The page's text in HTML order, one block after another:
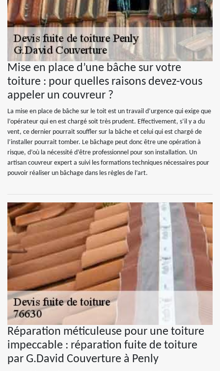
Mise en place d’une bâche sur votre
toiture : pour quelles raisons devez-vous
appeler un couvreur ?
La mise en place de bâche sur le toit est un travail d’urgence qui exige que
l’opérateur qui en est chargé soit très prudent. Effectivement, s’il y a du
vent, ce dernier pourrait souffler sur la bâche et celui qui est chargé de
l’installer pourrait tomber. Le bâchage peut donc être une opération à
risque, d’où la nécessité d’être professionnel pour son installation. Un
artisan couvreur expert a suivi les formations techniques nécessaires pour
pouvoir réaliser un bâchage dans les règles de l’art.
Réparation méticuleuse pour une toiture
impeccable : réparation fuite de toiture
par G.David Couverture à Penly